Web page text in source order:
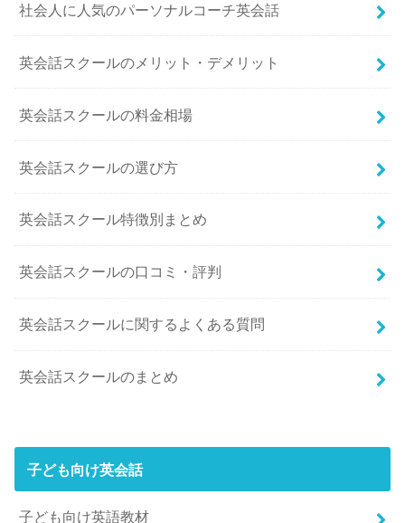
社会人に人気のパーソナルコーチ英会話
英会話スクールのメリット・デメリット
英会話スクールの料金相場
英会話スクールの選び方
英会話スクール特徴別まとめ
英会話スクールの口コミ・評判
英会話スクールに関するよくある質問
英会話スクールのまとめ
子ども向け英会話
子ども向け英語教材